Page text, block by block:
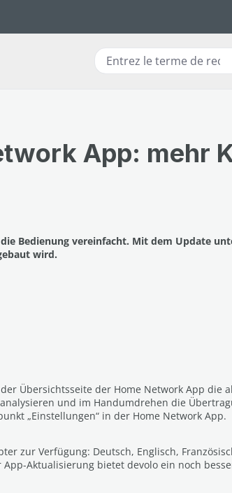
App: mehr
Bedienung vereinfacht. Mit dem Update
wird.
Übersichtsseite der Home Network App die
und im Handumdrehen die
„Einstellungen“ in der Home Network App.
zur Verfügung: Deutsch, Englisch,
Aktualisierung bietet devolo ein noch